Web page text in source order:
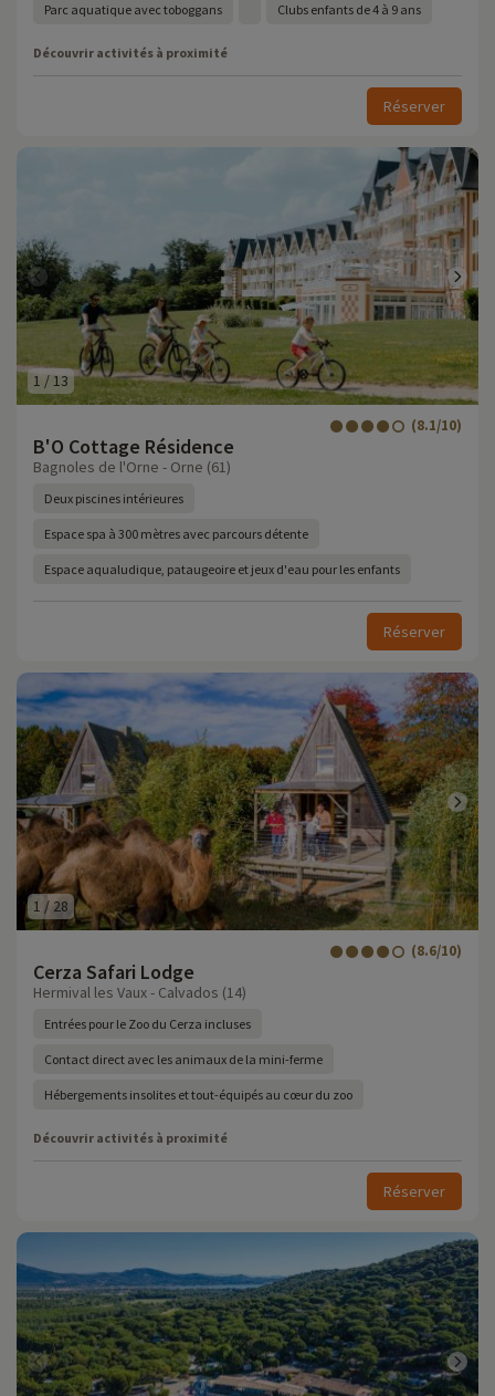
Parc aquatique avec toboggans Clubs enfants de 4 à 9 ans
Découvrir activités à proximité
Réserver
1/13
B'O Cottage Résidence
(8.1/10)
Bagnoles de l'Orne - Orne (61)
Deux piscines intérieures
Espace spa à 300 mètres avec parcours détente
Espace aqualudique, pataugeoire et jeux d'eau pour les enfants
Réserver
1 /28
Cerza Safari Lodge
(8.6/10)
Hermival les Vaux - Calvados (14)
Entrées pour le Zoo du Cerza incluses
Contact direct avec les animaux de la mini-ferme
Hébergements insolites et tout-équipés au cœur du zoo
Découvrir activités à proximité
Réserver